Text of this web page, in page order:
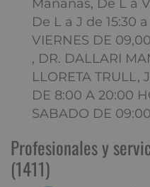
Mañanas, De L a
De L a J de 15:30
VIERNES DE
, DR. DALLARI
LLORETA TRULL,
DE 8:00 A 20:00
SABADO DE
Profesionales y
(1411)